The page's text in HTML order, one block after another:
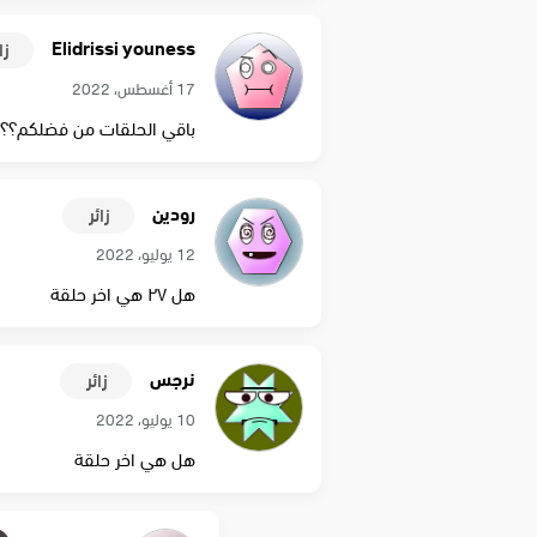
Elidrissi youness
17 أغسطس، 2022
باقي الحلقات من فضلكم؟؟
رودين زائر
12 يوليو، 2022
هل ٢٧ هي اخر حلقة
نرجس زائر
10 يوليو، 2022
هل هي اخر حلقة